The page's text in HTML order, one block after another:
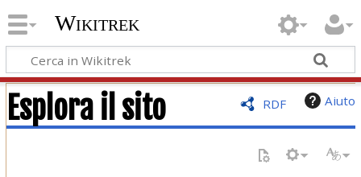
Wikitrek
RDF Aiuto
Esplora il sito